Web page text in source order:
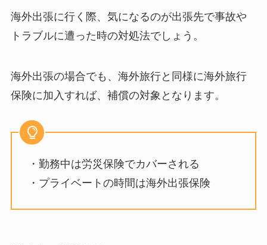
海外出張に行く際、気になるのが出張先で事故や
トラブルに遭った時の対処法でしょう。
海外出張の場合でも、海外旅行と同様に海外旅行
保険に加入すれば、補償の対象となります。
・勤務中は労災保険でカバーされる
・プライベートの時間は海外出張保険